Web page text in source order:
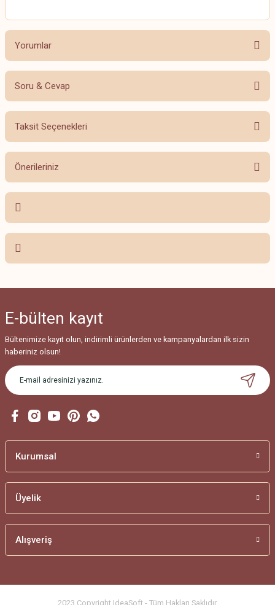
Yorumlar
Bu ürüne ilk yorumu siz yapın!
Soru & Cevap
Ürün hakkında henüz soru sorulmamış.
Taksit Seçenekleri
Önerileriniz
Bu ürünün fiyat bilgisi, resim, ürün açıklamalarında ve diğer konularda
yetersiz gördüğünüz noktaları öneri formunu kullanarak tarafımıza
iletebilirsiniz.
Ürün fiyatı diğer sitelerden daha pahalı.
Bu ürüne benzer farklı alternatifler olmalı.
E-bülten kayıt
Bültenimize kayıt olun, indirimli ürünlerden ve kampanyalardan ilk sizin
haberiniz olsun!
Kurumsal
Üyelik
Alışveriş
2023 Copyright IdeaSoft - Tüm Hakları Saklıdır.